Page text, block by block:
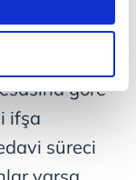
yaparken
sunmak
adına
bu noktada,
tek gelir
vermedikleri
göre
ifşa
süreci